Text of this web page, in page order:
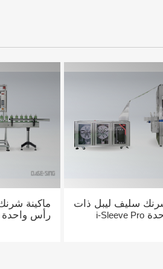
سليف ليبل ذات
i-Sleeve Pro
ماكينة
رأس